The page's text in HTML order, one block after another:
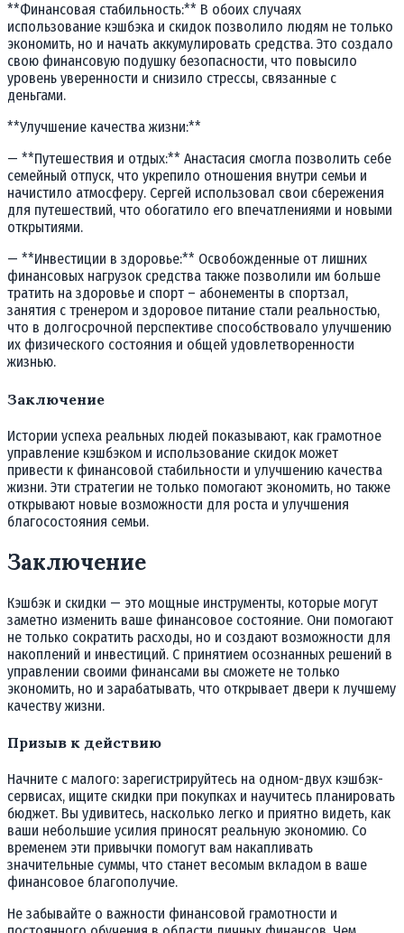
**Финансовая стабильность:** В обоих случаях
использование кэшбэка и скидок позволило людям не только
экономить, но и начать аккумулировать средства. Это создало
свою финансовую подушку безопасности, что повысило
уровень уверенности и снизило стрессы, связанные с
деньгами.
**Улучшение качества жизни:**
— **Путешествия и отдых:** Анастасия смогла позволить себе
семейный отпуск, что укрепило отношения внутри семьи и
начистило атмосферу. Сергей использовал свои сбережения
для путешествий, что обогатило его впечатлениями и новыми
открытиями.
— **Инвестиции в здоровье:** Освобожденные от лишних
финансовых нагрузок средства также позволили им больше
тратить на здоровье и спорт – абонементы в спортзал,
занятия с тренером и здоровое питание стали реальностью,
что в долгосрочной перспективе способствовало улучшению
их физического состояния и общей удовлетворенности
жизнью.
Заключение
Истории успеха реальных людей показывают, как грамотное
управление кэшбэком и использование скидок может
привести к финансовой стабильности и улучшению качества
жизни. Эти стратегии не только помогают экономить, но также
открывают новые возможности для роста и улучшения
благосостояния семьи.
Заключение
Кэшбэк и скидки — это мощные инструменты, которые могут
заметно изменить ваше финансовое состояние. Они помогают
не только сократить расходы, но и создают возможности для
накоплений и инвестиций. С принятием осознанных решений в
управлении своими финансами вы сможете не только
экономить, но и зарабатывать, что открывает двери к лучшему
качеству жизни.
Призыв к действию
Начните с малого: зарегистрируйтесь на одном-двух кэшбэк-
сервисах, ищите скидки при покупках и научитесь планировать
бюджет. Вы удивитесь, насколько легко и приятно видеть, как
ваши небольшие усилия приносят реальную экономию. Со
временем эти привычки помогут вам накапливать
значительные суммы, что станет весомым вкладом в ваше
финансовое благополучие.
Не забывайте о важности финансовой грамотности и